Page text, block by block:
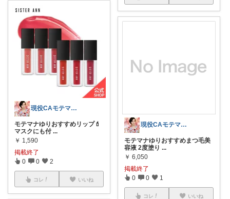
現役CAモテマナゆり
モテマナゆりおすすめリップ💄
マスクにも付 ...
￥ 1,590
掲載終了
0 0 2
コレ いいね
現役CAモテマナゆり
モテマナゆりおすすめまつ毛美
容液 2度塗り ...
￥ 6,050
掲載終了
0 0 1
コレ いいね